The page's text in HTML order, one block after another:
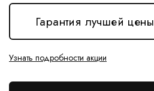
Гарантия лучшей цены
Узнать подробности акции